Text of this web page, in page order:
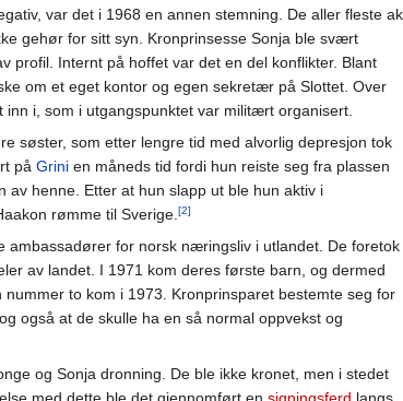
var det i 1968 en annen stemning. De aller fleste
gehør for sitt syn. Kronprinsesse Sonja ble svært
profil. Internt på hoffet var det en del konflikter. Blant
om et eget kontor og egen sekretær på Slottet. Over
i, som i utgangspunktet var militært organisert.
søster, som etter lengre tid med alvorlig depresjon tok
på Grini en måneds tid fordi hun reiste seg fra plassen
av henne. Etter at hun slapp ut ble hun aktiv i
rømme til Sverige.[2]
for norsk næringsliv i utlandet. De foretok
av landet. I 1971 kom deres første barn, og dermed
nummer to kom i 1973. Kronprinsparet bestemte seg for
også at de skulle ha en så normal oppvekst og
og Sonja dronning. De ble ikke kronet, men i stedet